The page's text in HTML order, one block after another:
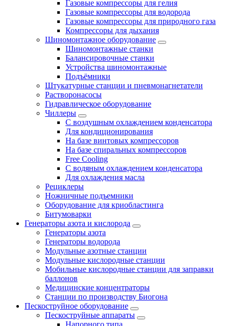
Газовые компрессоры для гелия
Газовые компрессоры для водорода
Газовые компрессоры для природного газа
Компрессоры для дыхания
Шиномонтажное оборудование
Шиномонтажные станки
Балансировочные станки
Устройства шиномонтажные
Подъёмники
Штукатурные станции и пневмонагнетатели
Растворонасосы
Гидравлическое оборудование
Чиллеры
С воздушным охлаждением конденсатора
Для кондиционирования
На базе винтовых компрессоров
На базе спиральных компрессоров
Free Cooling
С водяным охлаждением конденсатора
Для охлаждения масла
Рециклеры
Ножничные подъемники
Оборудование для криобластинга
Битумоварки
Генераторы азота и кислорода
Генераторы азота
Генераторы водорода
Модульные азотные станции
Модульные кислородные станции
Мобильные кислородные станции для заправки
баллонов
Медицинские концентраторы
Станции по производству Биогона
Пескоструйное оборудование
Пескоструйные аппараты
Напорного типа